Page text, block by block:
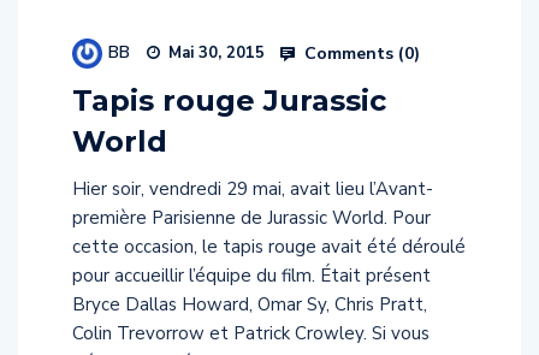
BB Mai 30, 2015 Comments (0)
Tapis rouge Jurassic
World
Hier soir, vendredi 29 mai, avait lieu l’Avant-
première Parisienne de Jurassic World. Pour
cette occasion, le tapis rouge avait été déroulé
pour accueillir l’équipe du film. Était présent
Bryce Dallas Howard, Omar Sy, Chris Pratt,
Colin Trevorrow et Patrick Crowley. Si vous